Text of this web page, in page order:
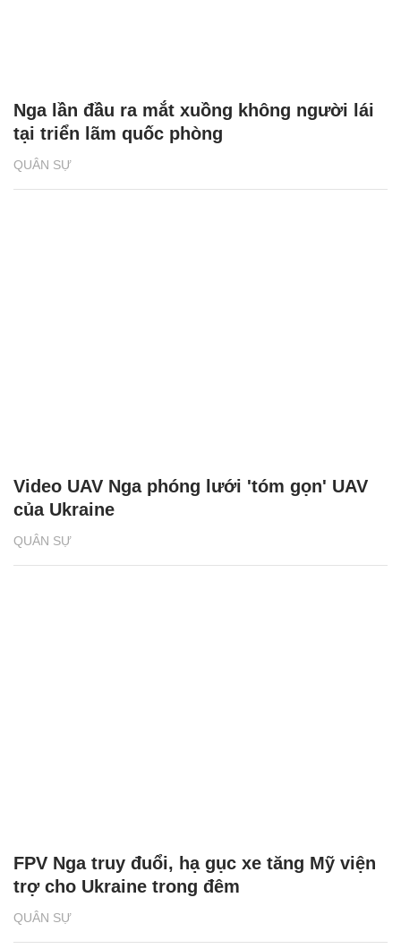
QUÂN SỰ
Nga lần đầu ra mắt xuồng không người lái
tại triển lãm quốc phòng
QUÂN SỰ
Video UAV Nga phóng lưới 'tóm gọn' UAV
của Ukraine
QUÂN SỰ
FPV Nga truy đuổi, hạ gục xe tăng Mỹ viện
trợ cho Ukraine trong đêm